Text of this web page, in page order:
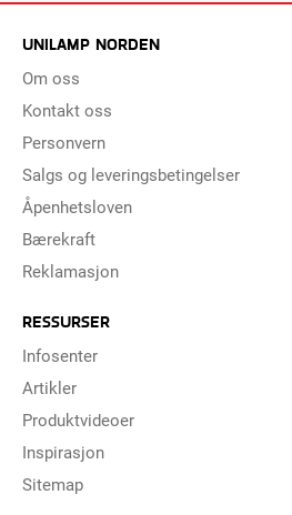
UNILAMP NORDEN
Om oss
Kontakt oss
Personvern
Salgs og leveringsbetingelser
Åpenhetsloven
Bærekraft
Reklamasjon
RESSURSER
Infosenter
Artikler
Produktvideoer
Inspirasjon
Sitemap